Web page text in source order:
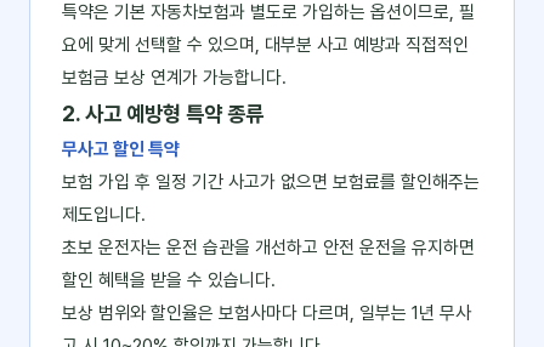
특약은 기본 자동차보험과 별도로 가입하는 옵션이므로, 필
요에 맞게 선택할 수 있으며, 대부분 사고 예방과 직접적인
보험금 보상 연계가 가능합니다.
2. 사고 예방형 특약 종류
무사고 할인 특약
보험 가입 후 일정 기간 사고가 없으면 보험료를 할인해주는
제도입니다.
초보 운전자는 운전 습관을 개선하고 안전 운전을 유지하면
할인 혜택을 받을 수 있습니다.
보상 범위와 할인율은 보험사마다 다르며, 일부는 1년 무사